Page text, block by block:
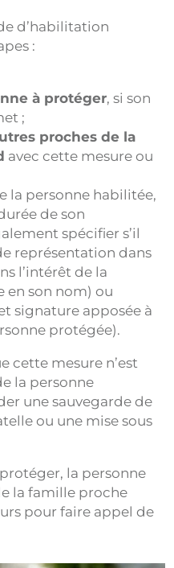
d’habilitation
:
à protéger, si son
;
proches de la
avec cette mesure ou
la personne habilitée,
de son
spécifier s’il
représentation dans
l’intérêt de la
en son nom) ou
signature apposée à
protégée).
cette mesure n’est
la personne
une sauvegarde de
ou une mise sous
la personne
la famille proche
pour faire appel de